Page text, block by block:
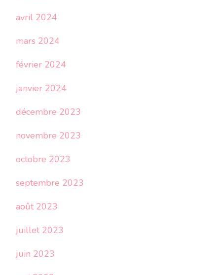
avril 2024
mars 2024
février 2024
janvier 2024
décembre 2023
novembre 2023
octobre 2023
septembre 2023
août 2023
juillet 2023
juin 2023